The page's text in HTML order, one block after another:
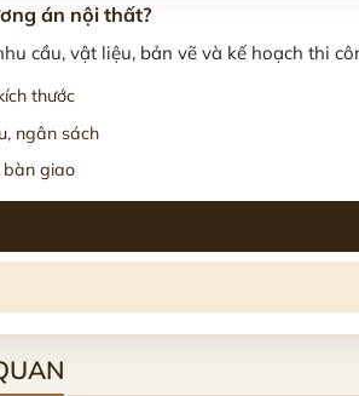
án nội thất?
cầu, vật liệu, bản vẽ và kế hoạch thi
thước
ngân sách
bàn giao